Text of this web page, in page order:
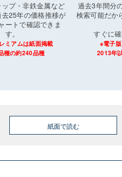
プ・非鉄金属など
25年の価格推移が
ートで確認できま
す。
ミアムは紙面掲載
種の約240品種
過去3年間分
検索可能だか
すぐに
※電子
2013年
紙面で読む